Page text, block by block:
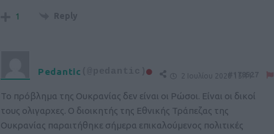
1 Reply
Pedantic (@pedantic) 2 Ιουλίου 2020 15:11
Το πρόβλημα της Ουκρανίας δεν είναι οι Ρώσοι. Είναι οι δικοί
τους ολιγαρχες. Ο διοικητής της Εθνικής Τράπεζας της
Ουκρανίας παραιτήθηκε σήμερα επικαλούμενος πολιτικές